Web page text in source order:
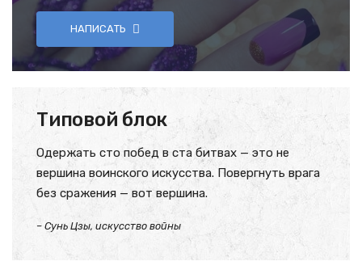
НАПИСАТЬ
Типовой блок
Одержать сто побед в ста битвах — это не
вершина воинского искусства. Повергнуть врага
без сражения — вот вершина.
– Сунь Цзы, искусство войны